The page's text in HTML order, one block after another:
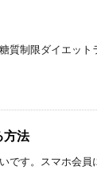
質制限ダイエッ
方法
です。スマホ会